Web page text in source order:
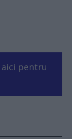
pentru